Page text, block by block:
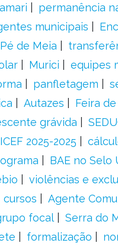
permanência
municipais
Pé de Meia
Murici equipes
panfletagem
Autazes Feira
grávida
2025-2025
BAE no Selo
violências e
cursos Agente
focal Serra do
formalização